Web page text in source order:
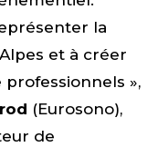
la
et à créer
»,
(Eurosono),
de